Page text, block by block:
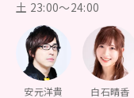
土 23:00～24:00
安元洋貴 白石晴香